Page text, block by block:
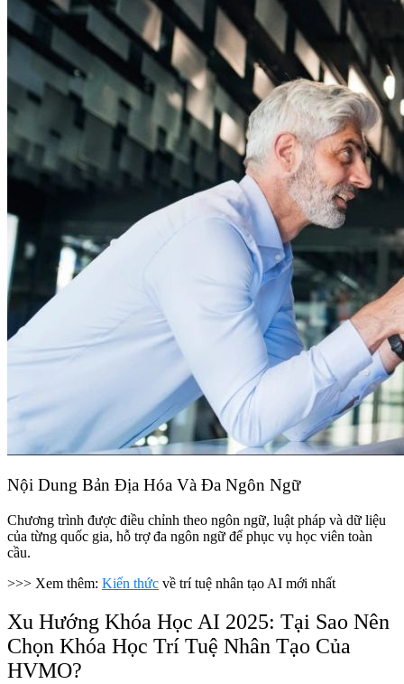
Nội Dung Bản Địa Hóa Và Đa Ngôn Ngữ
Chương trình được điều chỉnh theo ngôn ngữ, luật pháp và dữ liệu
của từng quốc gia, hỗ trợ đa ngôn ngữ để phục vụ học viên toàn
cầu.
>>> Xem thêm: Kiến thức về trí tuệ nhân tạo AI mới nhất
Xu Hướng Khóa Học AI 2025: Tại Sao Nên
Chọn Khóa Học Trí Tuệ Nhân Tạo Của
HVMO?